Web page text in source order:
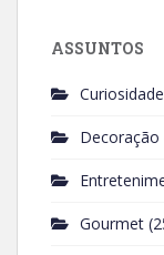
ASSUNTOS
Decoração
Gourmet